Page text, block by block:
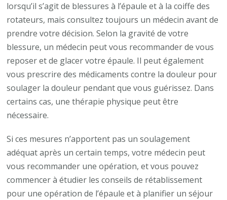
lorsqu’il s’agit de blessures à l’épaule et à la coiffe des
rotateurs, mais consultez toujours un médecin avant de
prendre votre décision. Selon la gravité de votre
blessure, un médecin peut vous recommander de vous
reposer et de glacer votre épaule. Il peut également
vous prescrire des médicaments contre la douleur pour
soulager la douleur pendant que vous guérissez. Dans
certains cas, une thérapie physique peut être
nécessaire.
Si ces mesures n’apportent pas un soulagement
adéquat après un certain temps, votre médecin peut
vous recommander une opération, et vous pouvez
commencer à étudier les conseils de rétablissement
pour une opération de l’épaule et à planifier un séjour